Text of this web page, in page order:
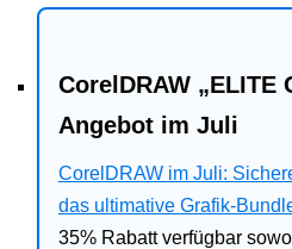
CorelDRAW „ELITE
Angebot im Juli
CorelDRAW im Juli:
das ultimative Grafik-
35% Rabatt verfügbar